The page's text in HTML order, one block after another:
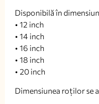
Disponibilă în
• 12 inch
• 14 inch
• 16 inch
• 18 inch
• 20 inch
Dimensiunea roților se